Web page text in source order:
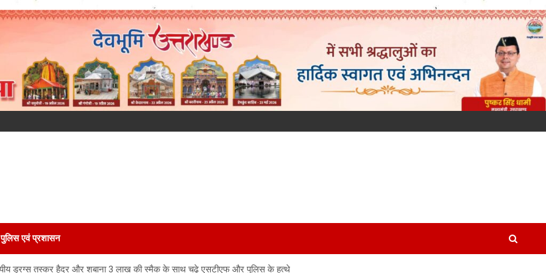
पुलिस एवं प्रशासन
ड्रग्स तस्कर हैदर और शबाना 3 लाख की स्मैक के साथ चढ़े एसटीएफ और पुलिस के हत्थे